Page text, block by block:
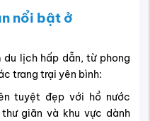
nổi bật ở
lịch hấp dẫn, từ phong
trang trại yên bình:
tuyệt đẹp với hồ nước
giãn và khu vực dành